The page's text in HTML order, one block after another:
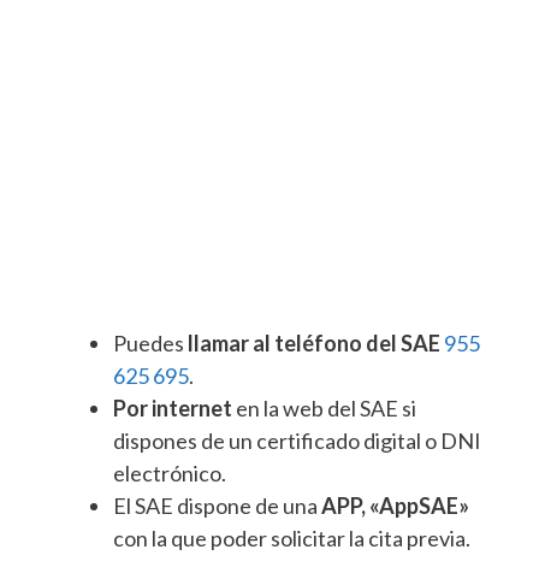
Puedes llamar al teléfono del SAE 955
625 695.
Por internet en la web del SAE si
dispones de un certificado digital o DNI
electrónico.
El SAE dispone de unaAPP, «AppSAE»
con la que poder solicitar la cita previa.